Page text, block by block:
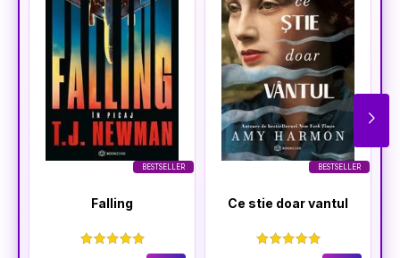
BESTSELLER
Falling
BESTSELLER
Ce stie doar vantul